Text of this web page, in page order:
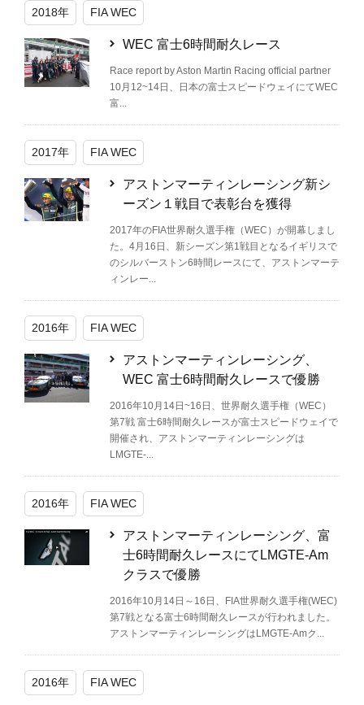
2018年 FIA WEC
WEC 富士6時間耐久レース
Race report by Aston Martin Racing official partner
10月12~14日、日本の富士スピードウェイにてWEC
富...
2017年 FIA WEC
アストンマーティンレーシング新シ
ーズン１戦目で表彰台を獲得
2017年のFIA世界耐久選手権（WEC）が開幕しまし
た。4月16日、新シーズン第1戦目となるイギリスで
のシルバーストン6時間レースにて、アストンマーテ
ィンレー...
2016年 FIA WEC
アストンマーティンレーシング、
WEC 富士6時間耐久レースで優勝
2016年10月14日~16日、世界耐久選手権（WEC）
第7戦 富士6時間耐久レースが富士スピードウェイで
開催され、アストンマーティンレーシングは
LMGTE-...
2016年 FIA WEC
アストンマーティンレーシング、富
士6時間耐久レースにてLMGTE-Am
クラスで優勝
2016年10月14日～16日、FIA世界耐久選手権(WEC)
第7戦となる富士6時間耐久レースが行われました。
アストンマーティンレーシングはLMGTE-Amク...
2016年 FIA WEC